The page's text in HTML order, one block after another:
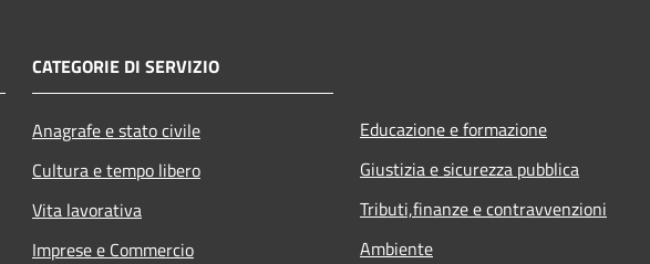
CATEGORIE DI SERVIZIO
Anagrafe e stato civile
Cultura e tempo libero
Vita lavorativa
Imprese e Commercio
Educazione e formazione
Giustizia e sicurezza pubblica
Tributi,finanze e contravvenzioni
Ambiente